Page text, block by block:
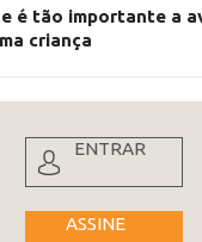
é tão importante a
criança
ENTRAR
ASSINE